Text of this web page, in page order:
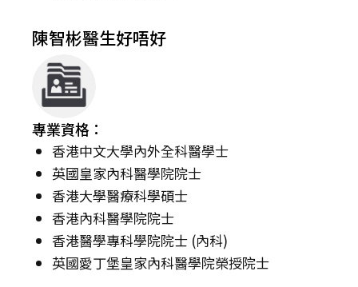
陳智彬醫生好唔好
專業資格：
香港中文大學內外全科醫學士
英國皇家內科醫學院院士
香港大學醫療科學碩士
香港內科醫學院院士
香港醫學專科學院院士 (內科)
英國愛丁堡皇家內科醫學院榮授院士